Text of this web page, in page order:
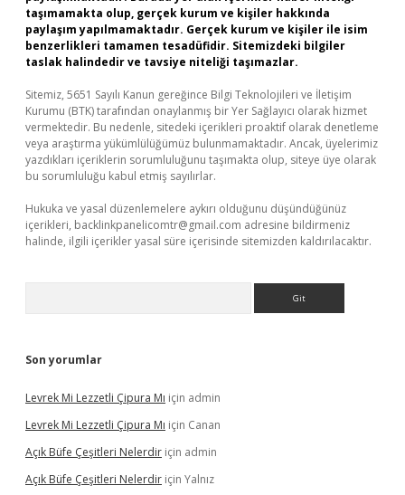
taşımamakta olup, gerçek kurum ve kişiler hakkında
paylaşım yapılmamaktadır. Gerçek kurum ve kişiler ile isim
benzerlikleri tamamen tesadüfidir. Sitemizdeki bilgiler
taslak halindedir ve tavsiye niteliği taşımazlar.
Sitemiz, 5651 Sayılı Kanun gereğince Bilgi Teknolojileri ve İletişim
Kurumu (BTK) tarafından onaylanmış bir Yer Sağlayıcı olarak hizmet
vermektedir. Bu nedenle, sitedeki içerikleri proaktif olarak denetleme
veya araştırma yükümlülüğümüz bulunmamaktadır. Ancak, üyelerimiz
yazdıkları içeriklerin sorumluluğunu taşımakta olup, siteye üye olarak
bu sorumluluğu kabul etmiş sayılırlar.
Hukuka ve yasal düzenlemelere aykırı olduğunu düşündüğünüz
içerikleri, backlinkpanelicomtr@gmail.com adresine bildirmeniz
halinde, ilgili içerikler yasal süre içerisinde sitemizden kaldırılacaktır.
Son yorumlar
Levrek Mi Lezzetli Çipura Mı için admin
Levrek Mi Lezzetli Çipura Mı için Canan
Açık Büfe Çeşitleri Nelerdir için admin
Açık Büfe Çeşitleri Nelerdir için Yalnız